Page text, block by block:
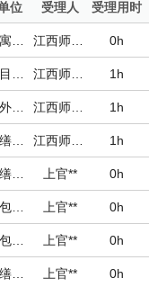
位 受理人 受理用时
0h
1h
1h
1h
上官** 0h
上官** 0h
上官** 0h
上官** 0h